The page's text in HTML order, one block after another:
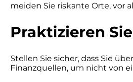
meiden Sie riskante Orte, vor
Praktizieren
Stellen Sie sicher, dass Sie
Finanzquellen, um nicht von